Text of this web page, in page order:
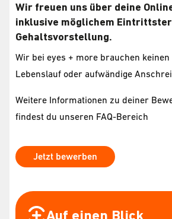
Wir freuen uns über deine
inklusive möglichem
Gehaltsvorstellung.
Wir bei eyes + more brauchen
Lebenslauf oder aufwändige
Weitere Informationen zu deiner
findest du unseren FAQ-Bereich
Jetzt bewerben
Auf einen Blick